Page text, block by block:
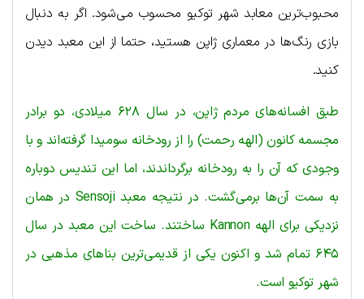
محبوب‌ترین معابد شهر توکیو محسوب می‌شود. اگر به دنبال
بازی رنگ‌ها در معماری ژاپن هستید، حتما از این معبد دیدن
کنید.
طبق افسانه‌های مردم ژاپن، در سال ۶۲۸ میلادی، دو برادر
مجسمه کانون (الهه رحمت) را از رودخانه سومیدا گرفته‌اند و با
وجودی که آن را به رودخانه برگرداندند، اما این تندیس دوباره
به سمت آن‌ها برمی‌گشت. در نتیجه معبد Sensoji در همان
نزدیکی برای الهه Kannon ساختند. ساخت این معبد در سال
۶۴۵ تمام شد و اکنون یکی از قدیمی‌ترین بناهای مذهبی در
شهر توکیو است.